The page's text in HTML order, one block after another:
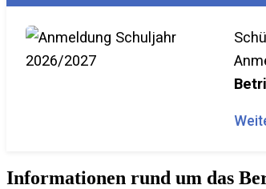
Informationen rund um das